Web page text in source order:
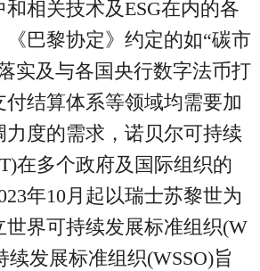
相关技术及ESG在内的各
巴黎协定》约定的如“碳市
实及与各国央行数字法币打
结算体系等领域均需要加
力度的需求，诺贝尔可持续
在多个政府及国际组织的
年10月起以瑞士苏黎世为
世界可持续发展标准组织(W
续发展标准组织(WSSO)旨